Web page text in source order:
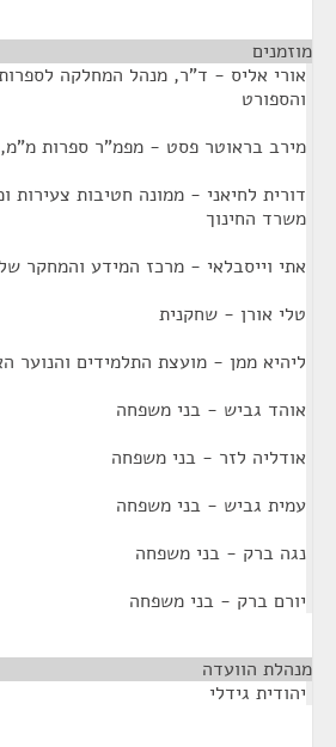
מוזמנים
אורי אליס - ד"ר, מנהל המחלקה
והספורט
מירב בראוטר פסט - מפמ"ר ספרות
דורית לחיאני - ממונה חטיבות צעירות
משרד החינוך
אתי וייסבלאי - מרכז המידע והמחקר
טלי אורן - שחקנית
ליהיא ממן - מועצת התלמידים והנוער
אוהד גביש - בני משפחה
אודליה לזר - בני משפחה
עמית גביש - בני משפחה
נגה ברק - בני משפחה
יורם ברק - בני משפחה
מנהלת הוועדה
יהודית גידלי